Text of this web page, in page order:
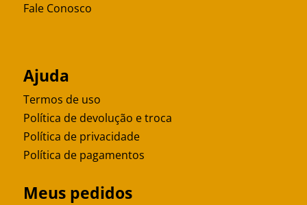
Fale Conosco
Ajuda
Termos de uso
Política de devolução e troca
Política de privacidade
Política de pagamentos
Meus pedidos